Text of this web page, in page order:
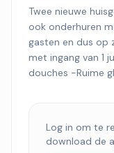
Twee nieuwe
ook onderhuren
gasten en dus op
met ingang van 1
douches -Ruime
Log in om te
download de